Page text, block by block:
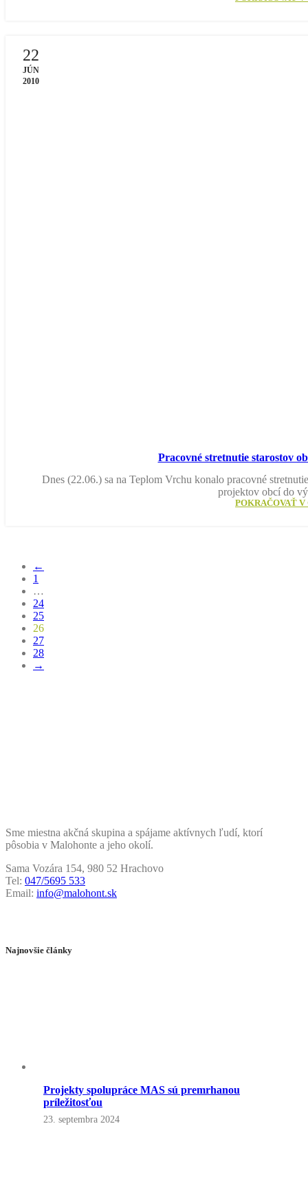
22
JÚN
2010
Pracovné stretnutie starostov
Dnes (22.06.) sa na Teplom Vrchu konalo pracovné
projektov obcí do
POKRAČOVAŤ
←
1
…
24
25
26
27
28
→
Sme miestna akčná skupina a spájame aktívnych ľudí, ktorí
pôsobia v Malohonte a jeho okolí.
Sama Vozára 154, 980 52 Hrachovo
Tel: 047/5695 533
Email: info@malohont.sk
Najnovšie články
Projekty spolupráce MAS sú premrhanou
príležitosťou
23. septembra 2024